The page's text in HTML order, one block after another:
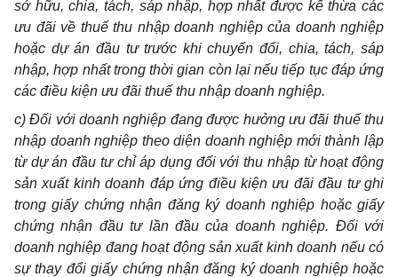
sở hữu, chia, tách, sáp nhập, hợp nhất được kế thừa các
ưu đãi về thuế thu nhập doanh nghiệp của doanh nghiệp
hoặc dự án đầu tư trước khi chuyển đổi, chia, tách, sáp
nhập, hợp nhất trong thời gian còn lại nếu tiếp tục đáp ứng
các điều kiện ưu đãi thuế thu nhập doanh nghiệp.
c) Đối với doanh nghiệp đang được hưởng ưu đãi thuế thu
nhập doanh nghiệp theo diện doanh nghiệp mới thành lập
từ dự án đầu tư chỉ áp dụng đối với thu nhập từ hoạt động
sản xuất kinh doanh đáp ứng điều kiện ưu đãi đầu tư ghi
trong giấy chứng nhận đăng ký doanh nghiệp hoặc giấy
chứng nhận đầu tư lần đầu của doanh nghiệp. Đối với
doanh nghiệp đang hoạt động sản xuất kinh doanh nếu có
sự thay đổi giấy chứng nhận đăng ký doanh nghiệp hoặc